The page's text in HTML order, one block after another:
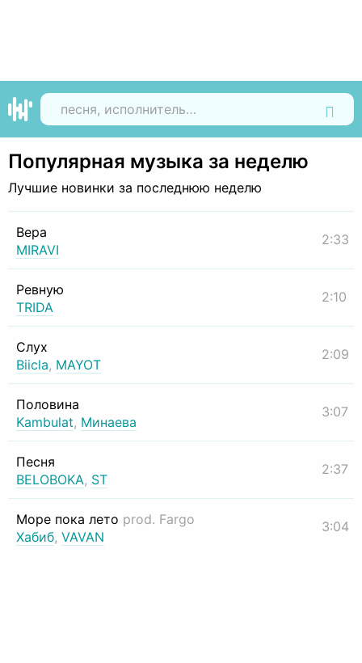
Популярная музыка за неделю
Лучшие новинки за последнюю неделю
Вера
MIRAVI
2:33
Ревную
TRIDA
2:10
Слух
Biicla, MAYOT
2:09
Половина
Kambulat, Минаева
3:07
Песня
BELOBOKA, ST
2:37
Море пока лето prod. Fargo
Хабиб, VAVAN
3:04